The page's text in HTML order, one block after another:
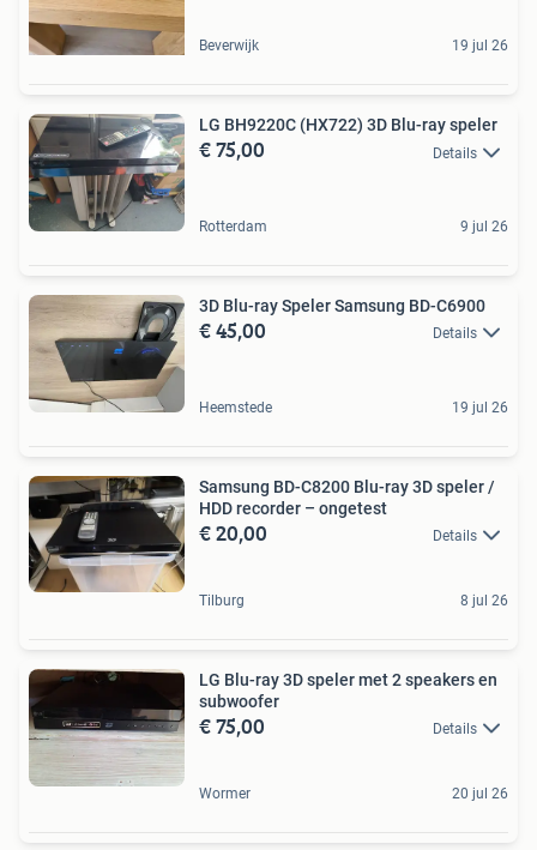
Beverwijk 19 jul 26
LG BH9220C (HX722) 3D Blu-ray speler
€ 75,00 Details
Rotterdam 9 jul 26
3D Blu-ray Speler Samsung BD-C6900
€ 45,00 Details
Heemstede 19 jul 26
Samsung BD-C8200 Blu-ray 3D speler /
HDD recorder – ongetest
€ 20,00 Details
Tilburg 8 jul 26
LG Blu-ray 3D speler met 2 speakers en
subwoofer
€ 75,00 Details
Wormer 20 jul 26